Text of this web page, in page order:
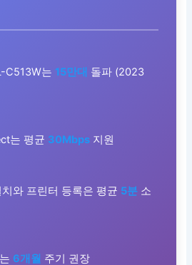
C513W는 15만대 돌파 (2023
는 평균 30Mbps 지원
와 프린터 등록은 평균 5분 소
6개월 주기 권장